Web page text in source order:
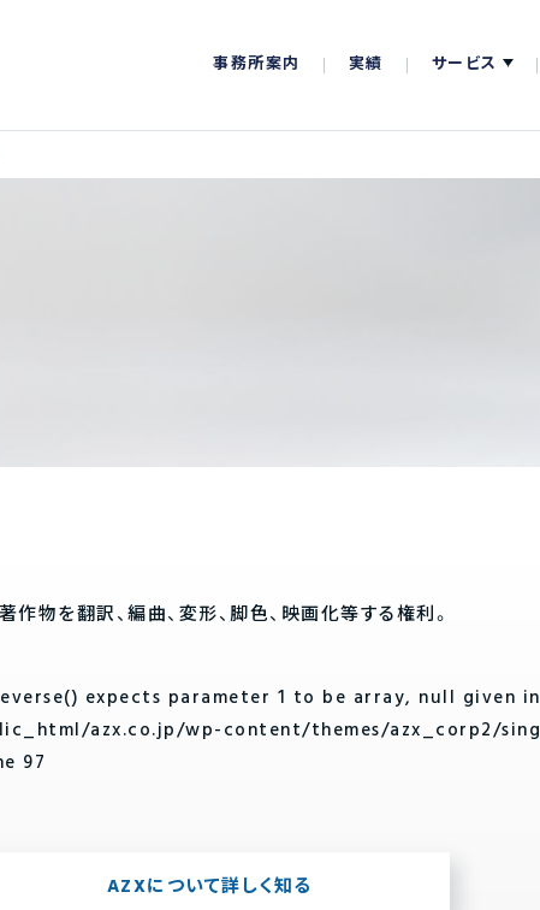
事務所案内 実績 サービス
作物を翻訳、編曲、変形、脚色、映画化等する権利。
expects parameter 1 to be array, null given in
azx.co.jp/wp-content/themes/azx_corp2/
97
AZXについて詳しく知る